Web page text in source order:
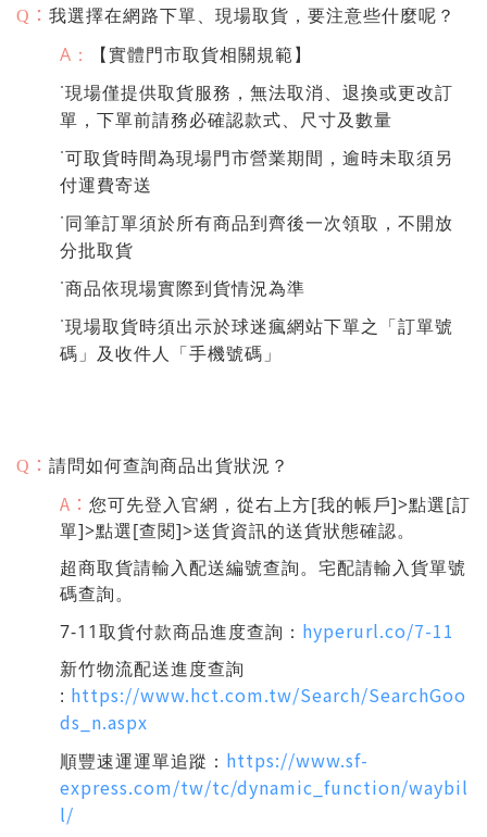
Q ： 我選擇在網路下單、現場取貨，要注意些什麼呢？
A：
【實體門市取貨相關規範】
˙現場僅提供取貨服務，無法取消、退換或更改訂
單，下單前請務必確認款式、尺寸及數量
˙可取貨時間為現場門市營業期間，逾時未取須另
付運費寄送
˙同筆訂單須於所有商品到齊後一次領取，不開放
分批取貨
˙商品依現場實際到貨情況為準
˙現場取貨時須出示於球迷瘋網站下單之「訂單號
碼」及收件人「手機號碼」
Q ： 請問如何查詢商品出貨狀況？
A： 您可先登入官網，從右上方[我的帳戶]>點選[訂
單]>點選[查閱]>送貨資訊的送貨狀態確認。
超商取貨請輸入配送編號查詢。宅配請輸入貨單號
碼查詢。
7-11取貨付款商品進度查詢： hyperurl.co/7-11
新竹物流配送進度查詢
: https://www.hct.com.tw/Search/SearchGoo
ds_n.aspx
順豐速運運單追蹤： https://www.sf-
express.com/tw/tc/dynamic_function/waybil
l/